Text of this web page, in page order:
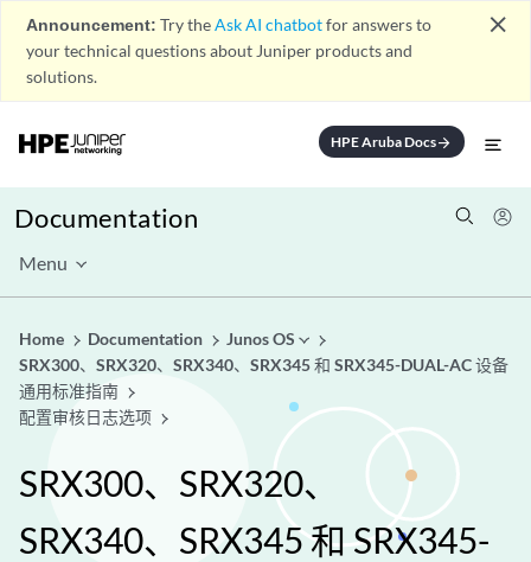
Announcement: Try theAsk AI chatbotfor answers to
your technical questions about Juniper products and
solutions.
close
HPE Aruba Docsarrow_forward
Documentation
Menu
Home Documentation
Junos OS
SRX300、SRX320、SRX340、SRX345 和 SRX345-DUAL-AC 设备
通用标准指南
配置审核日志选项
SRX300、SRX320、
SRX340、SRX345 和 SRX345-